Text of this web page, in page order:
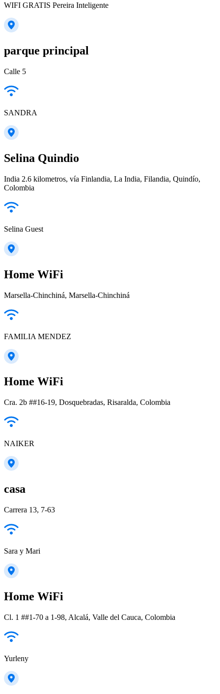
WIFI GRATIS Pereira Inteligente
parque principal
Calle 5
SANDRA
Selina Quindio
India 2.6 kilometros, vía Finlandia, La India, Filandia, Quindío,
Colombia
Selina Guest
Home WiFi
Marsella-Chinchiná, Marsella-Chinchiná
FAMILIA MENDEZ
Home WiFi
Cra. 2b ##16-19, Dosquebradas, Risaralda, Colombia
NAIKER
casa
Carrera 13, 7-63
Sara y Mari
Home WiFi
Cl. 1 ##1-70 a 1-98, Alcalá, Valle del Cauca, Colombia
Yurleny